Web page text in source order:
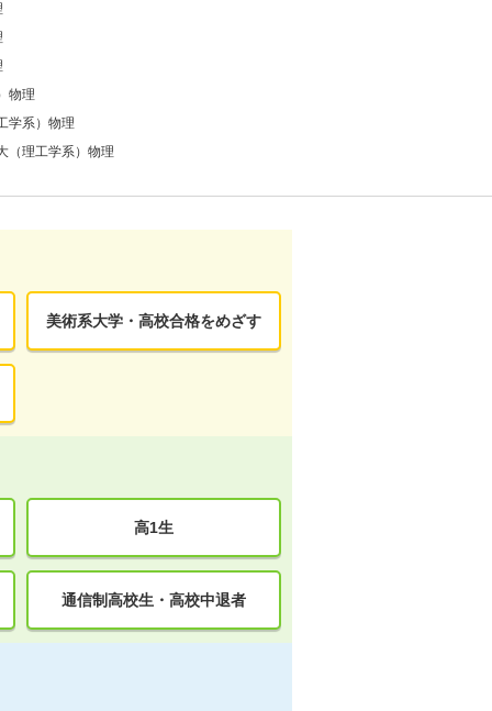
物理
学系）物理
（理工学系）物理
美術系大学・高校合格をめざす
高1生
通信制高校生・高校中退者